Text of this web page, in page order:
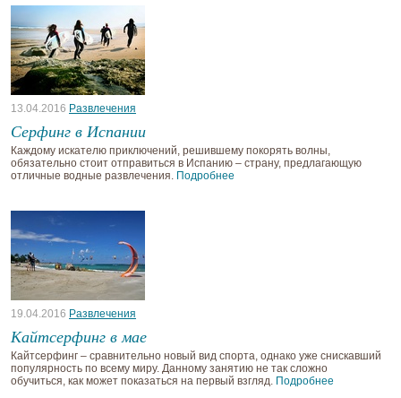
13.04.2016 Развлечения
Серфинг в Испании
Каждому искателю приключений, решившему покорять волны,
обязательно стоит отправиться в Испанию – страну, предлагающую
отличные водные развлечения. Подробнее
19.04.2016 Развлечения
Кайтсерфинг в мае
Кайтсерфинг – сравнительно новый вид спорта, однако уже снискавший
популярность по всему миру. Данному занятию не так сложно
обучиться, как может показаться на первый взгляд. Подробнее